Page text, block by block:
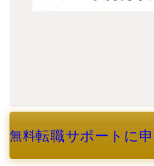
無料転職サポートに
よくあるご質問